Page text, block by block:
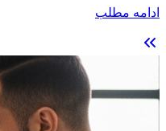
ادامه مطلب